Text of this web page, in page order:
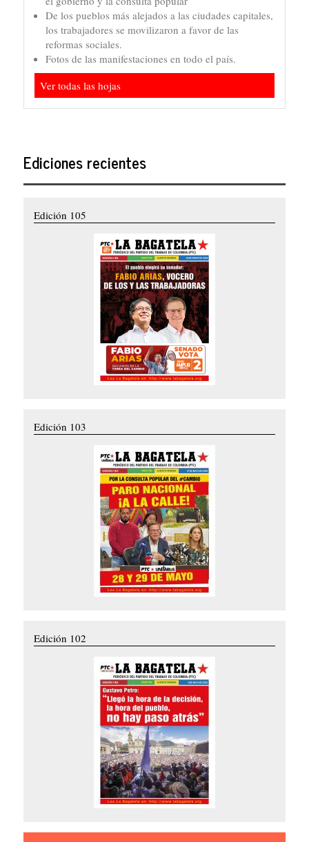
De los pueblos más alejados a las ciudades capitales,
los trabajadores se movilizaron a favor de las
reformas sociales.
Fotos de las manifestaciones en todo el país.
Ver todas las hojas
Ediciones recientes
Edición 105
Edición 103
Edición 102